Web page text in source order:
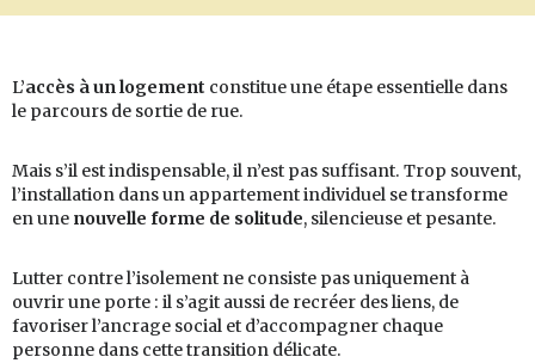
L’accès à un logement constitue une étape essentielle dans
le parcours de sortie de rue.
Mais s’il est indispensable, il n’est pas suffisant. Trop souvent,
l’installation dans un appartement individuel se transforme
en une nouvelle forme de solitude, silencieuse et pesante.
Lutter contre l’isolement ne consiste pas uniquement à
ouvrir une porte : il s’agit aussi de recréer des liens, de
favoriser l’ancrage social et d’accompagner chaque
personne dans cette transition délicate.